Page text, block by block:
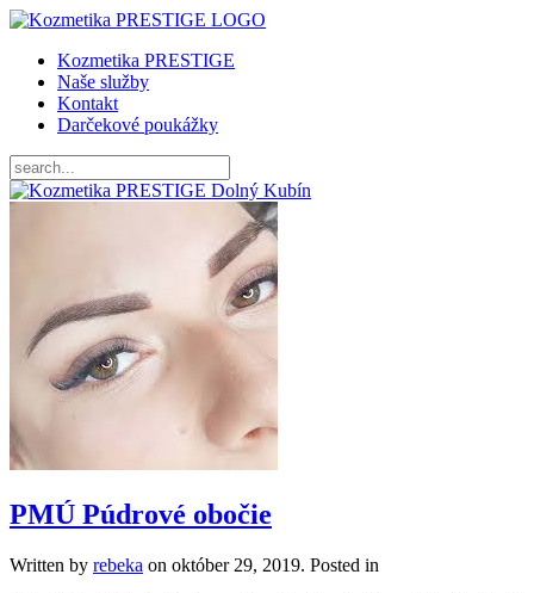
Kozmetika PRESTIGE
Naše služby
Kontakt
Darčekové poukážky
PMÚ Púdrové obočie
Written by rebeka on október 29, 2019. Posted in